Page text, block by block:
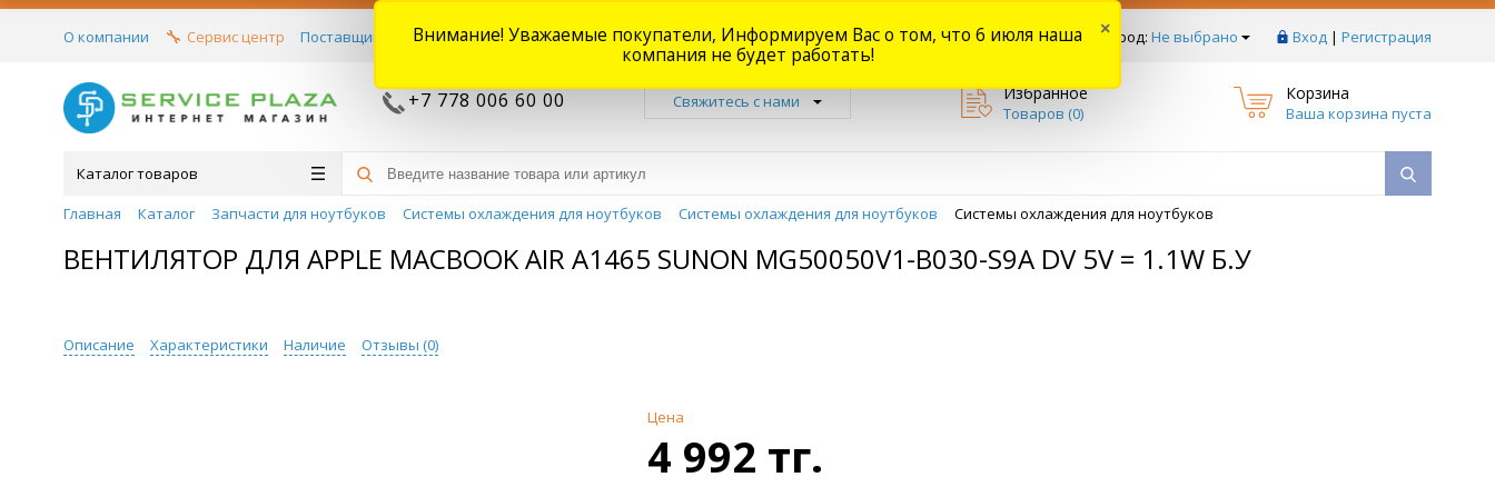
Ваш город: Не выбрано Вход | Регистрация
О компании Сервис центр Поставщикам Договора Новости Акции Доставка Оплата Наши магазины Форум Отзывы
+7 778 006 60 00 Свяжитесь с нами Избранное
Товаров (0)
Корзина
Ваша корзина пуста
Каталог товаров
Главная
Каталог Запчасти для ноутбуков Системы охлаждения для ноутбуков Системы охлаждения для ноутбуков Системы охлаждения для ноутбуков
ВЕНТИЛЯТОР ДЛЯ APPLE MACBOOK AIR A1465 SUNON MG50050V1-B030-S9A DV 5V = 1.1W Б.У
Описание Характеристики Наличие Отзывы (0)
Цена
4 992 тг.
Внимание! Уважаемые покупатели, Информируем Вас о том, что 6 июля наша
компания не будет работать!
×